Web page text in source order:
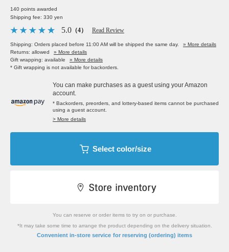
140 points awarded
Shipping fee: 330 yen
5.0 （4） Read Review
Shipping: Orders placed before 11:00 AM will be shipped the same day.
» More details
Returns: allowed
» More details
Gift wrapping: available
» More details
* Gift wrapping is not available for backorders.
You can make purchases as a guest using your Amazon
account.
* Backorders, preorders, and lottery-based items cannot be purchased
using a guest account.
> More details
Select color/size
You can reserve or order items to try on or purchase.
*It may take some time to arrange the product depending on the delivery situation.
Convenient in-store service for reserving (ordering) items